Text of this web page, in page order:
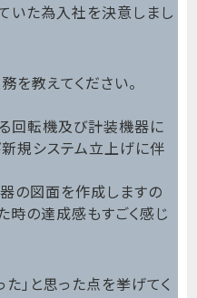
いた為入社を決意しまし
を教えてください。
回転機及び計装機器に
規システム立上げに伴
の図面を作成しますの
時の達成感もすごく感じ
」と思った点を挙げてく